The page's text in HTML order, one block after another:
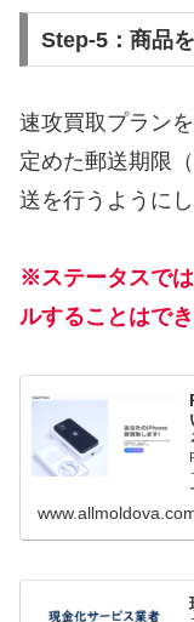
Step-5：商品
速攻買取プラン
定めた郵送期限
送を行うようにし
※ステータスで
ルすることはで